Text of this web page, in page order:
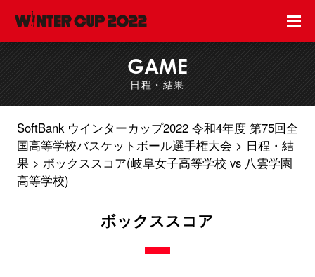
GAME
日程・結果
SoftBank ウインターカップ2022 令和4年度 第75回全
国高等学校バスケットボール選手権大会
日程・結
果
ボックススコア(岐阜女子高等学校 vs 八雲学園
高等学校)
ボックススコア